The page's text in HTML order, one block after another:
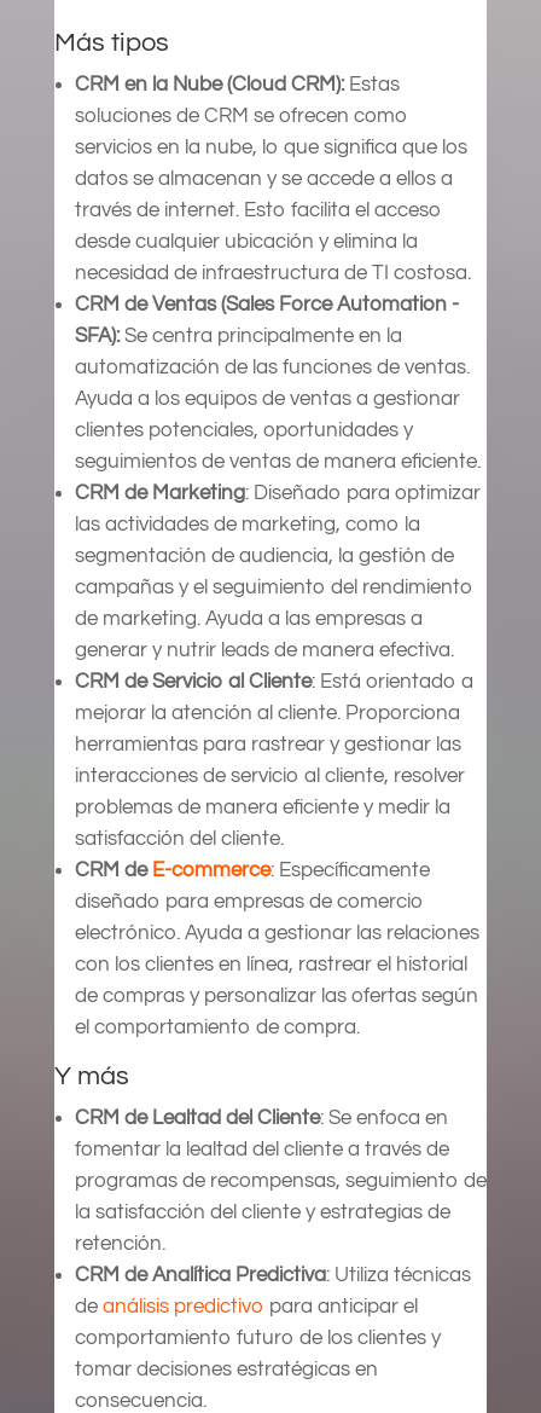
Más tipos
CRM en la Nube (Cloud CRM):Estas
soluciones de CRM se ofrecen como
servicios en la nube, lo que significa que los
datos se almacenan y se accede a ellos a
través de internet. Esto facilita el acceso
desde cualquier ubicación y elimina la
necesidad de infraestructura de TI costosa.
CRM de Ventas (Sales Force Automation -
SFA):Se centra principalmente en la
automatización de las funciones de ventas.
Ayuda a los equipos de ventas a gestionar
clientes potenciales, oportunidades y
seguimientos de ventas de manera eficiente.
CRM de Marketing: Diseñado para optimizar
las actividades de marketing, como la
segmentación de audiencia, la gestión de
campañas y el seguimiento del rendimiento
de marketing. Ayuda a las empresas a
generar y nutrir leads de manera efectiva.
CRM de Servicio al Cliente: Está orientado a
mejorar la atención al cliente. Proporciona
herramientas para rastrear y gestionar las
interacciones de servicio al cliente, resolver
problemas de manera eficiente y medir la
satisfacción del cliente.
CRM de E-commerce: Específicamente
diseñado para empresas de comercio
electrónico. Ayuda a gestionar las relaciones
con los clientes en línea, rastrear el historial
de compras y personalizar las ofertas según
el comportamiento de compra.
Y más
CRM de Lealtad del Cliente: Se enfoca en
fomentar la lealtad del cliente a través de
programas de recompensas, seguimiento de
la satisfacción del cliente y estrategias de
retención.
CRM de Analítica Predictiva: Utiliza técnicas
de análisis predictivo para anticipar el
comportamiento futuro de los clientes y
tomar decisiones estratégicas en
consecuencia.